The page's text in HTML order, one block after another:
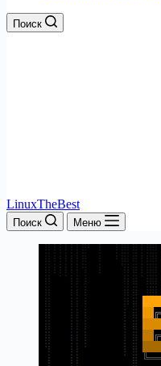
Поиск
LinuxTheBest
Поиск Меню